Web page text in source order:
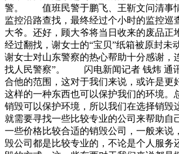
警。 值班民警于鹏飞、王靳文问清事
监控沿路查找，最终经过个小时的监控巡
大爷。还好，顾大爷将当日收来的废品正
经过翻找，谢女士的“宝贝”纸箱被原封
谢女士对山东警察的热心帮助十分感谢，
找人民警察”。 闪电新闻记者 钱炜 通
合他的范围，这对于我们来说，或许是更
这样的一种东西也可以保护我们的环境。
销毁可以保护环境，所以我们在选择销毁
就需要寻找一些比较专业的公司来帮助自
一些价格比较合适的销毁公司，一般来说
毁公司都是比较专业的，不论是个人服务